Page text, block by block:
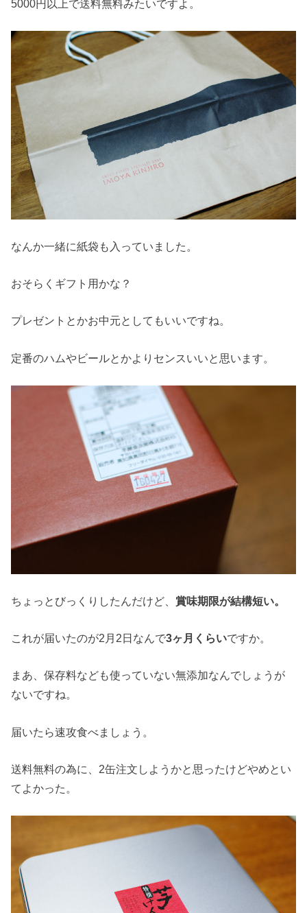
5000円以上で送料無料みたいですよ。
なんか一緒に紙袋も入っていました。
おそらくギフト用かな？
プレゼントとかお中元としてもいいですね。
定番のハムやビールとかよりセンスいいと思います。
ちょっとびっくりしたんだけど、 賞味期限が結構短い。
これが届いたのが2月2日なんで3ヶ月くらいですか。
まあ、保存料なども使っていない無添加なんでしょうが
ないですね。
届いたら速攻食べましょう。
送料無料の為に、2缶注文しようかと思ったけどやめとい
てよかった。